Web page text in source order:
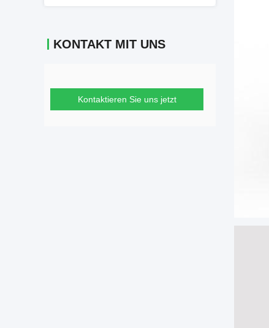
KONTAKT MIT UNS
Kontaktieren Sie uns jetzt